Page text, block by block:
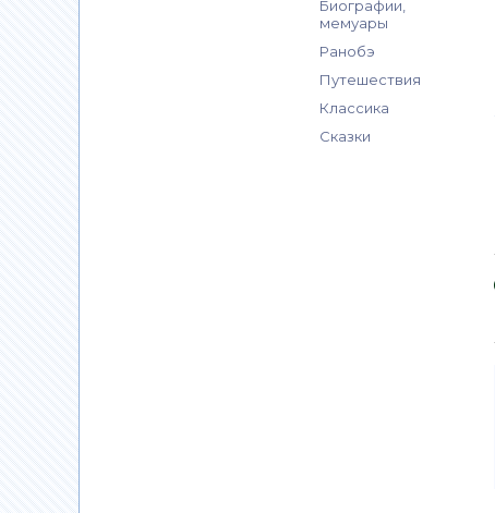
Биографии,
мемуары
Ранобэ
Путешествия
Классика
Сказки